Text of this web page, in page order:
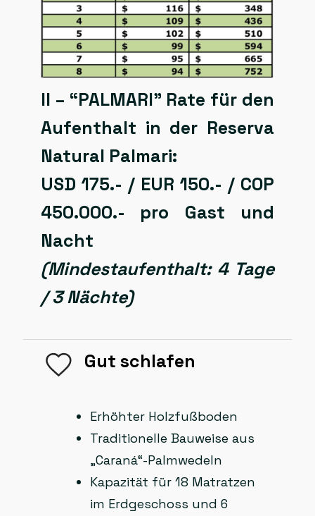
II – “PALMARI” Rate für den
Aufenthalt in der Reserva
Natural Palmari:
USD 175.- / EUR 150.- / COP
450.000.- pro Gast und
Nacht
(Mindestaufenthalt: 4 Tage
/ 3 Nächte)
Gut schlafen
Erhöhter Holzfußboden
Traditionelle Bauweise aus
„Caraná“-Palmwedeln
Kapazität für 18 Matratzen
im Erdgeschoss und 6